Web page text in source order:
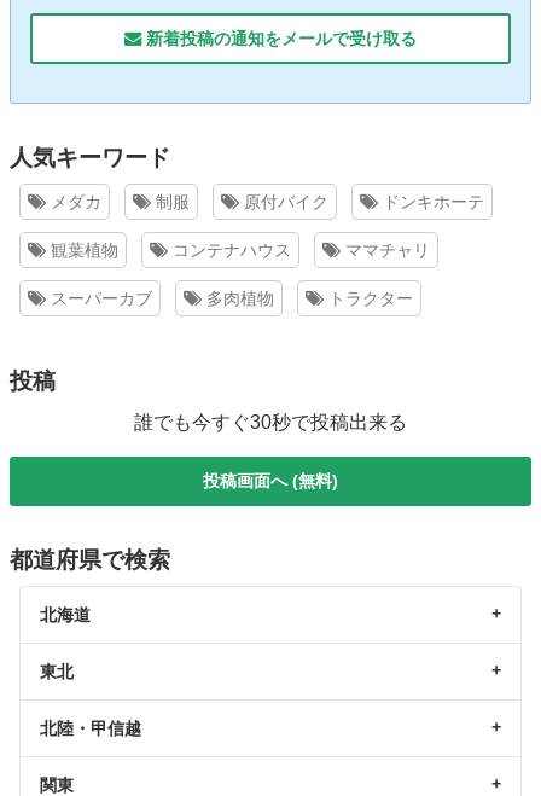
新着投稿の通知をメールで受け取る
人気キーワード
メダカ 制服 原付バイク ドンキホーテ
観葉植物 コンテナハウス ママチャリ
スーパーカブ 多肉植物 トラクター
投稿
誰でも今すぐ30秒で投稿出来る
投稿画面へ (無料)
都道府県で検索
北海道
東北
北陸・甲信越
関東